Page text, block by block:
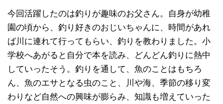
今回活躍したのは釣りが趣味のお父さん。自身が幼稚
園の頃から、釣り好きのおじいちゃんに、時間があれ
ば川に連れて行ってもらい、釣りを教わりました。小
学校へあがると自分で本を読み、どんどん釣りに熱中
していったそう。釣りを通して、魚のことはもちろ
ん、魚のエサとなる虫のこと、川や海、季節の移り変
わりなど自然への興味が膨らみ、知識も増えていった